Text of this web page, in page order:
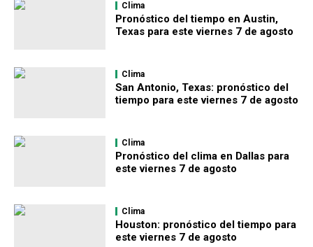
Clima
Pronóstico del tiempo en Austin,
Texas para este viernes 7 de agosto
Clima
San Antonio, Texas: pronóstico del
tiempo para este viernes 7 de agosto
Clima
Pronóstico del clima en Dallas para
este viernes 7 de agosto
Clima
Houston: pronóstico del tiempo para
este viernes 7 de agosto